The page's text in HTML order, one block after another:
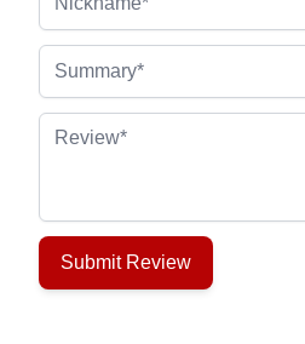
Review
Submit Review